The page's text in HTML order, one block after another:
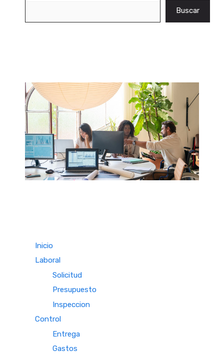
Buscar
Inicio
Laboral
Solicitud
Presupuesto
Inspeccion
Control
Entrega
Gastos